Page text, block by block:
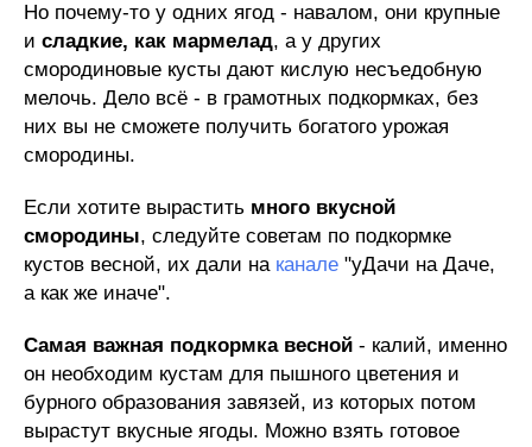
Но почему-то у одних ягод - навалом, они крупные
и сладкие, как мармелад, а у других
смородиновые кусты дают кислую несъедобную
мелочь. Дело всё - в грамотных подкормках, без
них вы не сможете получить богатого урожая
смородины.
Если хотите вырастить много вкусной
смородины, следуйте советам по подкормке
кустов весной, их дали на канале "уДачи на Даче,
а как же иначе".
Самая важная подкормка весной - калий, именно
он необходим кустам для пышного цветения и
бурного образования завязей, из которых потом
вырастут вкусные ягоды. Можно взять готовое